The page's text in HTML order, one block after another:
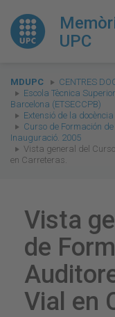
UPC
You
are
here:
MDUPC
CENTRES
Escola Tècnica
Barcelona (ETSECCPB)
Extensió de la
Curso de Formación
Inauguració. 2005
Vista general del
en Carreteras.
Vista
de
Vial en